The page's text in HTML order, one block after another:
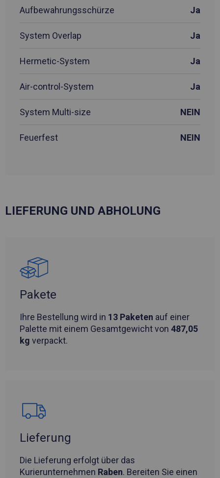
Aufbewahrungsschürze Ja
System Overlap Ja
Hermetic-System Ja
Air-control-System Ja
System Multi-size NEIN
Feuerfest NEIN
LIEFERUNG UND ABHOLUNG
Pakete
Ihre Bestellung wird in 13 Paketen auf einer
Palette mit einem Gesamtgewicht von 487,05
kg verpackt.
Lieferung
Die Lieferung erfolgt über das
Kurierunternehmen Raben. Bereiten Sie einen